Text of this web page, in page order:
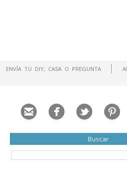
ENVÍA TU DIY, CASA O PREGUNTA
Buscar